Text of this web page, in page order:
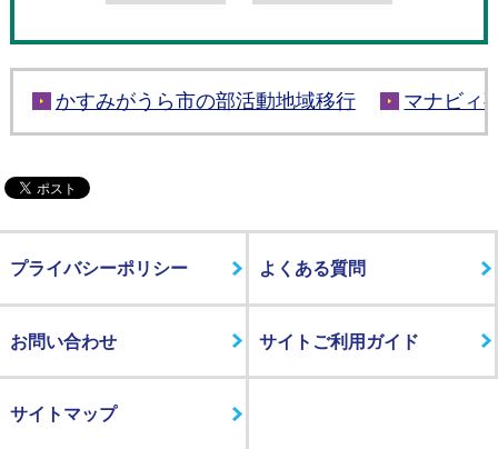
かすみがうら市の部活動地域移行 マナビィ
プライバシーポリシー よくある質問
お問い合わせ サイトご利用ガイド
サイトマップ